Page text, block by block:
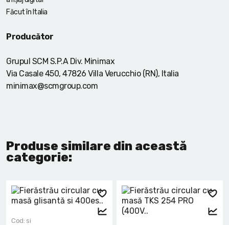
Făcut în Italia
Producător
Grupul SCM S.P.A Div. Minimax
Via Casale 450, 47826 Villa Verucchio (RN), Italia
minimax@scmgroup.com
Produse similare din această
categorie:
Cod: si